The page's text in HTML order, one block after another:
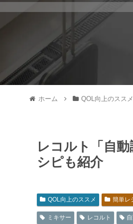
ホーム QOL向上のススメ
レコルト「自
シピも紹介
QOL向上のススメ 簡単レ
ミキサー レコルト